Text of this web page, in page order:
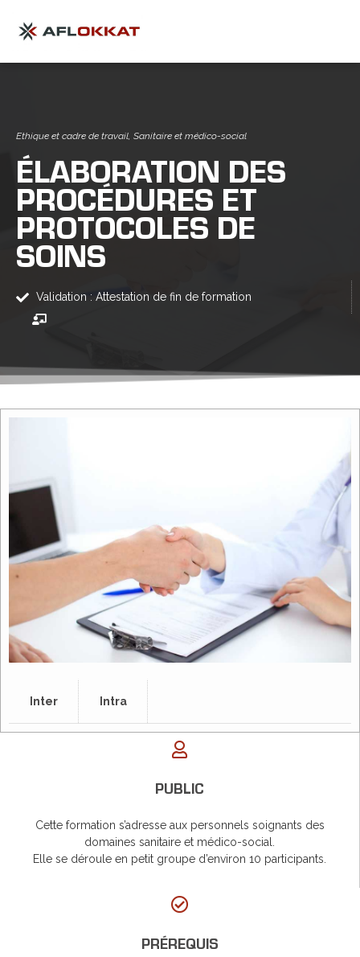
Ethique et cadre de travail, Sanitaire et médico-social
ÉLABORATION DES
PROCÉDURES ET
PROTOCOLES DE
SOINS
Validation : Attestation de fin de formation
PUBLIC
Cette formation s’adresse aux personnels soignants des
domaines sanitaire et médico-social.
Elle se déroule en petit groupe d’environ 10 participants.
PRÉREQUIS
Inter Intra